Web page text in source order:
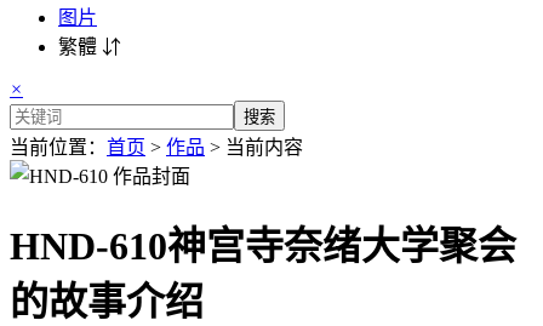
图片
繁體 ⇵
×
搜索
当前位置： 首页 > 作品 > 当前内容
HND-610神宫寺奈绪大学聚会
的故事介绍